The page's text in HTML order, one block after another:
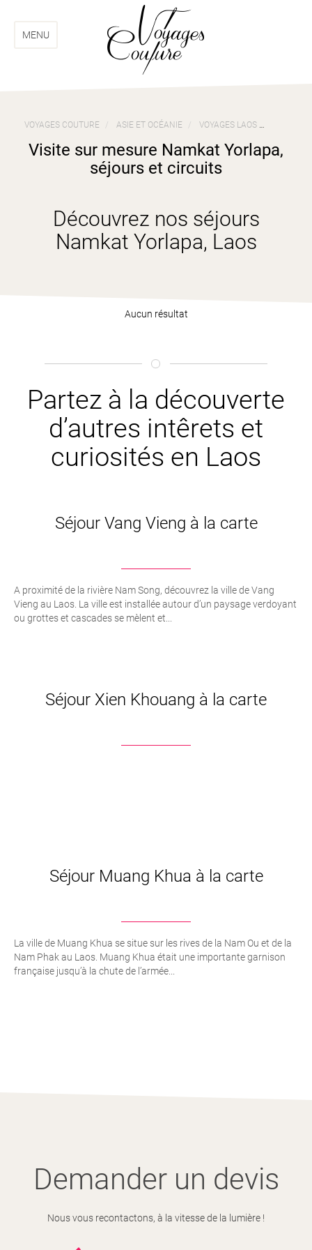
menu
contenuMENU
VOYAGES COUTURE ASIE ET OCÉANIE VOYAGES LAOS
Visite sur mesure Namkat Yorlapa,
séjours et circuits
Découvrez nos séjours
Namkat Yorlapa, Laos
Aucun résultat
Partez à la découverte
d’autres intêrets et
curiosités en Laos
Séjour Vang Vieng à la carte
A proximité de la rivière Nam Song, découvrez la ville de Vang
Vieng au Laos. La ville est installée autour d’un paysage verdoyant
ou grottes et cascades se mèlent et...
Séjour Xien Khouang à la carte
Séjour Muang Khua à la carte
La ville de Muang Khua se situe sur les rives de la Nam Ou et de la
Nam Phak au Laos. Muang Khua était une importante garnison
française jusqu’à la chute de l’armée...
Demander un devis
Nous vous recontactons, à la vitesse de la lumière !